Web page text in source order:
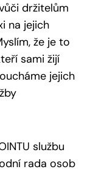
držitelům
na jejich
že je to
sami žijí
jejich
službu
rada osob